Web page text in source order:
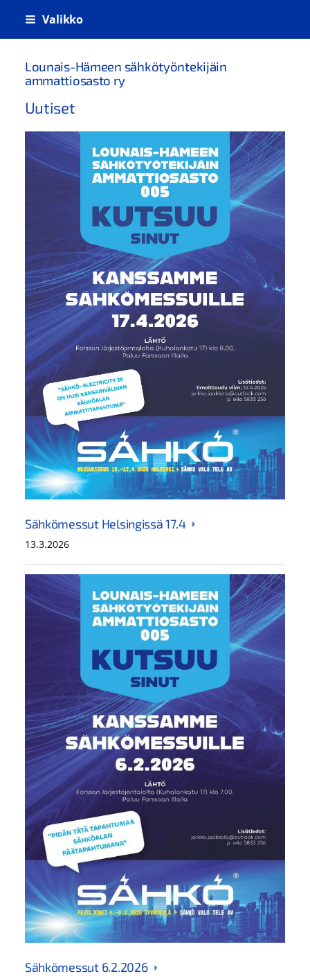
Siirry
sivun
sisältöön
Valikko
Lounais-Hämeen sähkötyöntekijäin
ammattiosasto ry
Uutiset
Sähkömessut Helsingissä 17.4
13.3.2026
Sähkömessut 6.2.2026